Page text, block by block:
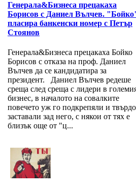
Генерала&Бизнеса прецакаха
Борисов с Даниел Вълчев.
пласира банкенски номер с Петър
Стоянов
Генерала&Бизнеса прецакаха Бойко
Борисов с отказа на проф. Даниел
Вълчев да се кандидатира за
президент. Даниел Вълчев редеше
среща след среща с лидери в
бизнес, в началото на совалките
повечето уж го подкрепяли и твърдо
заставали зад него, с някои от тях е
близък още от "ц...